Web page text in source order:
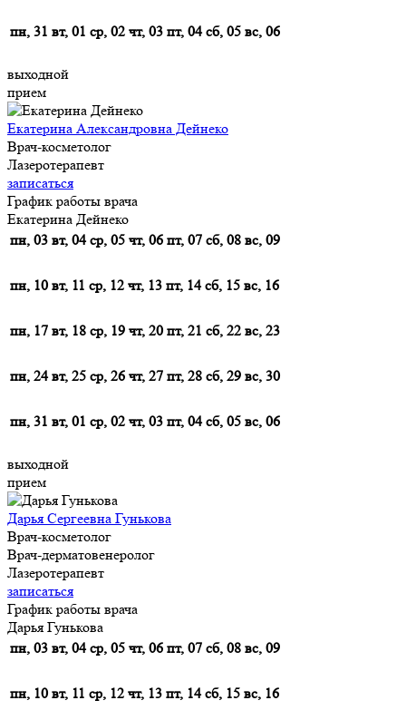
пн, 31 вт, 01 ср, 02 чт, 03 пт, 04 сб, 05 вс, 06
выходной
прием
Екатерина Александровна Дейнеко
Врач-косметолог
Лазеротерапевт
записаться
График работы врача
Екатерина Дейнеко
пн, 03 вт, 04 ср, 05 чт, 06 пт, 07 сб, 08 вс, 09
пн, 10 вт, 11 ср, 12 чт, 13 пт, 14 сб, 15 вс, 16
пн, 17 вт, 18 ср, 19 чт, 20 пт, 21 сб, 22 вс, 23
пн, 24 вт, 25 ср, 26 чт, 27 пт, 28 сб, 29 вс, 30
пн, 31 вт, 01 ср, 02 чт, 03 пт, 04 сб, 05 вс, 06
выходной
прием
Дарья Сергеевна Гунькова
Врач-косметолог
Врач-дерматовенеролог
Лазеротерапевт
записаться
График работы врача
Дарья Гунькова
пн, 03 вт, 04 ср, 05 чт, 06 пт, 07 сб, 08 вс, 09
пн, 10 вт, 11 ср, 12 чт, 13 пт, 14 сб, 15 вс, 16